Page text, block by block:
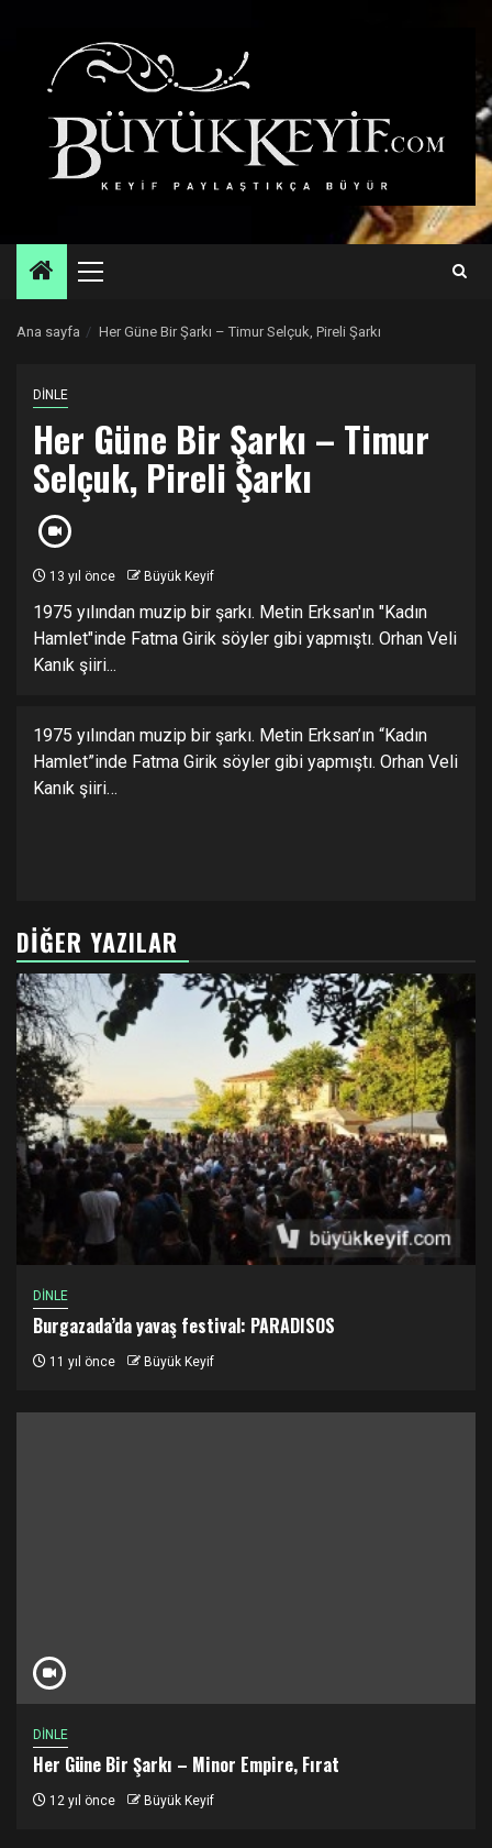
Primary
Ana sayfa Her Güne Bir Şarkı – Timur Selçuk, Pireli Şarkı
DİNLE
Her Güne Bir Şarkı – Timur
Selçuk, Pireli Şarkı
13 yıl önce Büyük Keyif
1975 yılından muzip bir şarkı. Metin Erksan'ın "Kadın
Hamlet"inde Fatma Girik söyler gibi yapmıştı. Orhan Veli
Kanık şiiri...
1975 yılından muzip bir şarkı. Metin Erksan’ın “Kadın
Hamlet”inde Fatma Girik söyler gibi yapmıştı. Orhan Veli
Kanık şiiri…
DIĞER YAZILAR
DİNLE
Burgazada’da yavaş festival: PARADISOS
11 yıl önce Büyük Keyif
DİNLE
Her Güne Bir Şarkı – Minor Empire, Fırat
12 yıl önce Büyük Keyif